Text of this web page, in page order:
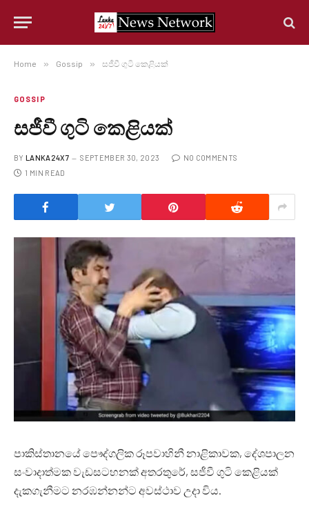
Home » Gossip » සජීවී ගුටි කෙළියක්
GOSSIP
සජීවී ගුටි කෙළියක්
BY LANKA24X7 SEPTEMBER 30, 2023
NO COMMENTS
1 MIN READ
පාකිස්තානයේ පෞද්ගලික රූපවාහිනී නාළිකාවක, දේශපාලන
සංවාදාත්මක වැඩසටහනක් අතරතුරේ, සජීවී ගුටි කෙළියක්
දැකගැනීමට නරඹන්නන්ට අවස්ථාව උදා විය.